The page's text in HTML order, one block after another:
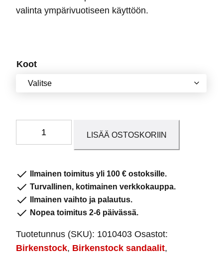
valinta ympärivuotiseen käyttöön.
Koot
Rose
määrä
LISÄÄ OSTOSKORIIN
Ilmainen toimitus yli 100 € ostoksille.
Turvallinen, kotimainen verkkokauppa.
Ilmainen vaihto ja palautus.
Nopea toimitus 2-6 päivässä.
Tuotetunnus (SKU): 1010403 Osastot:
Birkenstock, Birkenstock sandaalit,